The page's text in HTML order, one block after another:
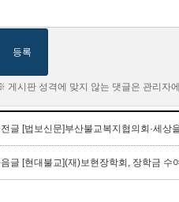
등록
게시판 성격에 맞지 않는 댓글은 관리자
글 [법보신문]부산불교복지협의회·세상
글 [현대불교](재)보현장학회, 장학금 수